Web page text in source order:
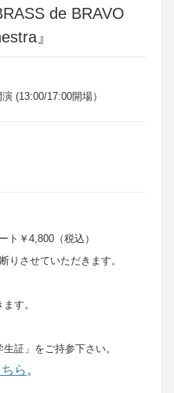
de BRAVO
』
(13:00/17:00開場）
ト￥ 4,800 （税込）
りさせていただきます。
す。
証」をご持参下さい。
ら 。